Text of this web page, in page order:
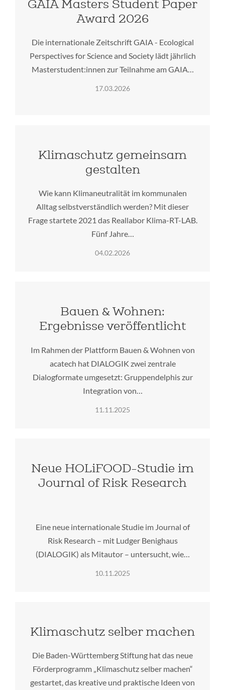
GAIA Masters Student Paper
Award 2026
Die internationale Zeitschrift GAIA - Ecological
Perspectives for Science and Society lädt jährlich
Masterstudent:innen zur Teilnahme am GAIA…
17.03.2026
Klimaschutz gemeinsam
gestalten
Wie kann Klimaneutralität im kommunalen
Alltag selbstverständlich werden? Mit dieser
Frage startete 2021 das Reallabor Klima-RT-LAB.
Fünf Jahre…
04.02.2026
Bauen & Wohnen:
Ergebnisse veröffentlicht
Im Rahmen der Plattform Bauen & Wohnen von
acatech hat DIALOGIK zwei zentrale
Dialogformate umgesetzt: Gruppendelphis zur
Integration von…
11.11.2025
Neue HOLiFOOD-Studie im
Journal of Risk Research
Eine neue internationale Studie im Journal of
Risk Research – mit Ludger Benighaus
(DIALOGIK) als Mitautor – untersucht, wie…
10.11.2025
Klimaschutz selber machen
Die Baden-Württemberg Stiftung hat das neue
Förderprogramm „Klimaschutz selber machen“
gestartet, das kreative und praktische Ideen von